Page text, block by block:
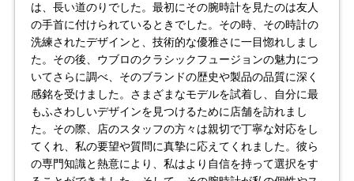
グランド
セイコー
オメガ IWC
は、長い道のりでした。最初にその腕時計を見たのは友人
の手首に付けられているときでした。その時、その時計の
洗練されたデザインと、技術的な優雅さに一目惚れしまし
た。その後、ウブロのクラシックフュージョンの魅力につ
いてさらに調べ、そのブランドの歴史や製品の品質に深く
感銘を受けました。さまざまなモデルを試着し、自分に最
もふさわしいデザインを見つけるために店舗を訪れまし
た。その際、店のスタッフの方々は親切で丁寧な対応をし
てくれ、私の要望や質問に真摯に応えてくれました。彼ら
の専門知識と熱意により、私はより自信を持って選択をす